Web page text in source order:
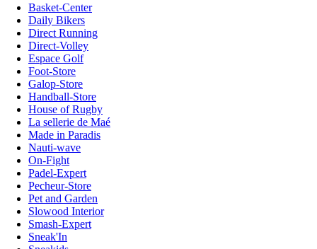
Basket-Center
Daily Bikers
Direct Running
Direct-Volley
Espace Golf
Foot-Store
Galop-Store
Handball-Store
House of Rugby
La sellerie de Maé
Made in Paradis
Nauti-wave
On-Fight
Padel-Expert
Pecheur-Store
Pet and Garden
Slowood Interior
Smash-Expert
Sneak'In